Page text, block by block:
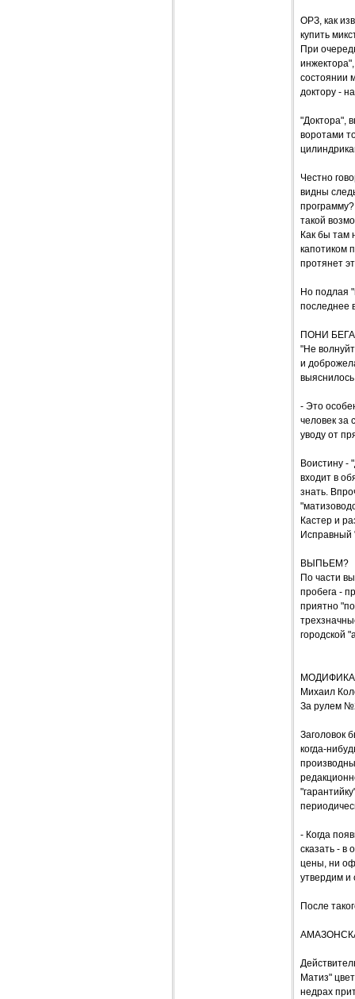
ОРЗ, как
купить
При
состоянии
доктору -
"Доктора",
воротами
Честно
видны
такой
Как бы там
капотиком
протянет
Но подлая
последнее
ПОНИ
"Не
и
- Это
человек за
уводу от
Воистину -
входит в
знать.
Кастер и
Исправный
ВЫПЬЕМ?
По части
пробега -
приятно
городской
Михаил
За рулем
Заголовок
когда-
- Когда
сказать - в
цены, ни
утвердим и
После
Матиз"
недрах